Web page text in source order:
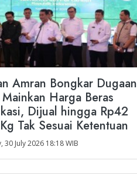
Amran Bongkar Dugaan
Harga Beras
Dijual hingga Rp42
Tak Sesuai Ketentuan
30 July 2026 18:18 WIB